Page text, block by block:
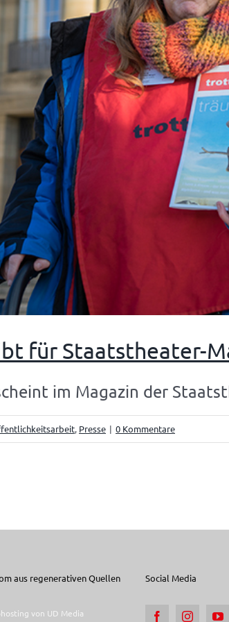
für Staatstheater-
im Magazin der
, Presse | 0 Kommentare
aus regenerativen Quellen Social Media